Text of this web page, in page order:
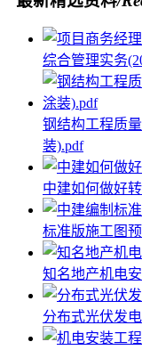
综合管理实务
钢结构工程质
装).pdf
中建如何做好
标准版施工图
知名地产机电
分布式光伏发